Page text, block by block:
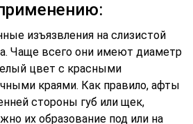
изъязвления на слизистой
Чаще всего они имеют диаметр
цвет с красными
краями. Как правило, афты
стороны губ или щек,
их образование под или на